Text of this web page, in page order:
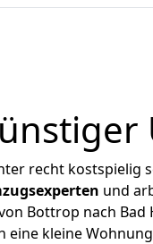
recht kostspielig
und
Bottrop nach Bad
eine kleine